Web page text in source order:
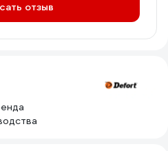
отзыв